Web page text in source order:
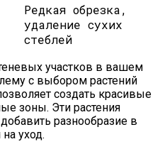
Редкая обрезка,
удаление сухих
стеблей
участков в вашем
с выбором растений
создать красивые
зоны. Эти растения
разнообразие в
уход.